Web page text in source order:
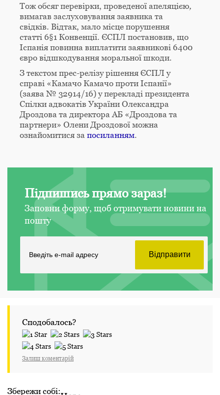
Тож обсяг перевірки, проведеної апеляцією,
вимагав заслуховування заявника та
свідків. Відтак, мало місце порушення
статті 6§1 Конвенції. ЄСПЛ постановив, що
Іспанія повинна виплатити заявникові 6400
євро відшкодування моральної шкоди.
З текстом прес-релізу рішення ЄСПЛ у
справі «Камачо Камачо проти Іспанії»
(заява № 32914/16) у перекладі президента
Спілки адвокатів України Олександра
Дроздова та директора АБ «Дроздова та
партнери» Олени Дроздової можна
ознайомитися за посиланням.
Підпишись прямо зараз!
Заповни форму, щоб отримувати новини на
пошту
Сподобалось?
Залиш коментарій
Збережи собі: